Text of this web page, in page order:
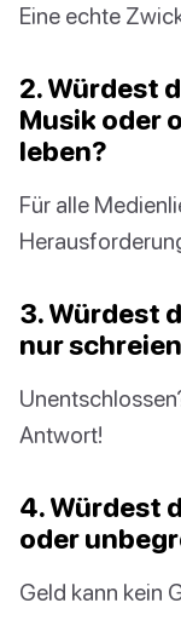
Eine echte
2. Würdest
Musik oder
leben?
Für alle
3. Würdest
nur
Antwort!
4. Würdest
oder
Geld kann kein